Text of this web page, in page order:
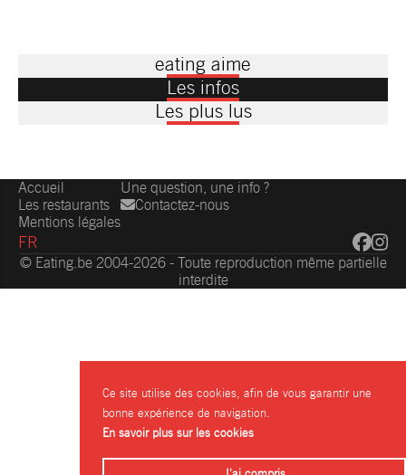
eating aime
Les infos
Les plus lus
Accueil
Les restaurants
Mentions légales
Une question, une info ?
Contactez-nous
FR
© Eating.be 2004-2026 - Toute reproduction même partielle
interdite
Ce site utilise des cookies, afin de vous garantir une
bonne expérience de navigation.
En savoir plus sur les cookies